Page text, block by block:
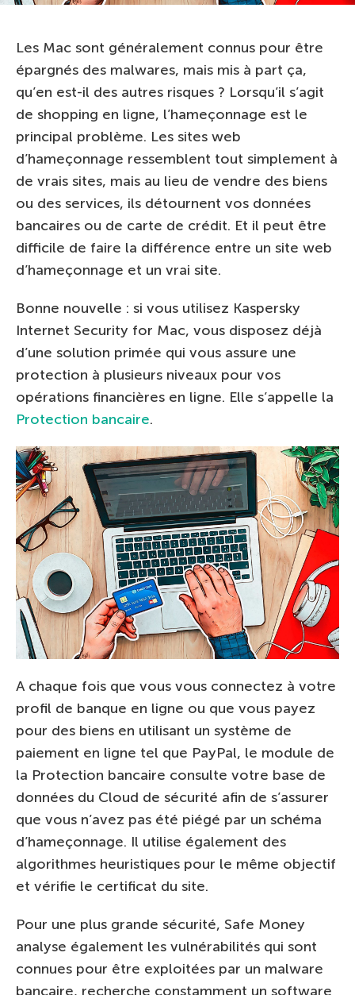
Les Mac sont généralement connus pour être
épargnés des malwares, mais mis à part ça,
qu’en est-il des autres risques ? Lorsqu’il s’agit
de shopping en ligne, l’hameçonnage est le
principal problème. Les sites web
d’hameçonnage ressemblent tout simplement à
de vrais sites, mais au lieu de vendre des biens
ou des services, ils détournent vos données
bancaires ou de carte de crédit. Et il peut être
difficile de faire la différence entre un site web
d’hameçonnage et un vrai site.
Bonne nouvelle : si vous utilisez Kaspersky
Internet Security for Mac, vous disposez déjà
d’une solution primée qui vous assure une
protection à plusieurs niveaux pour vos
opérations financières en ligne. Elle s’appelle la
Protection bancaire.
A chaque fois que vous vous connectez à votre
profil de banque en ligne ou que vous payez
pour des biens en utilisant un système de
paiement en ligne tel que PayPal, le module de
la Protection bancaire consulte votre base de
données du Cloud de sécurité afin de s’assurer
que vous n’avez pas été piégé par un schéma
d’hameçonnage. Il utilise également des
algorithmes heuristiques pour le même objectif
et vérifie le certificat du site.
Pour une plus grande sécurité, Safe Money
analyse également les vulnérabilités qui sont
connues pour être exploitées par un malware
bancaire, recherche constamment un software